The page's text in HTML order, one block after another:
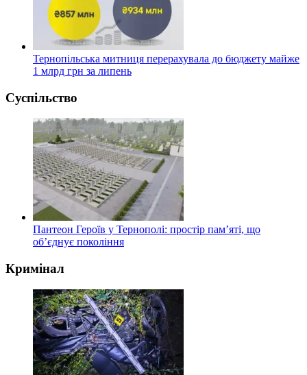
Тернопільська митниця перерахувала до бюджету майже
1 млрд грн за липень
Суспільство
Пантеон Героїв у Тернополі: простір пам’яті, що
об’єднує покоління
Кримінал